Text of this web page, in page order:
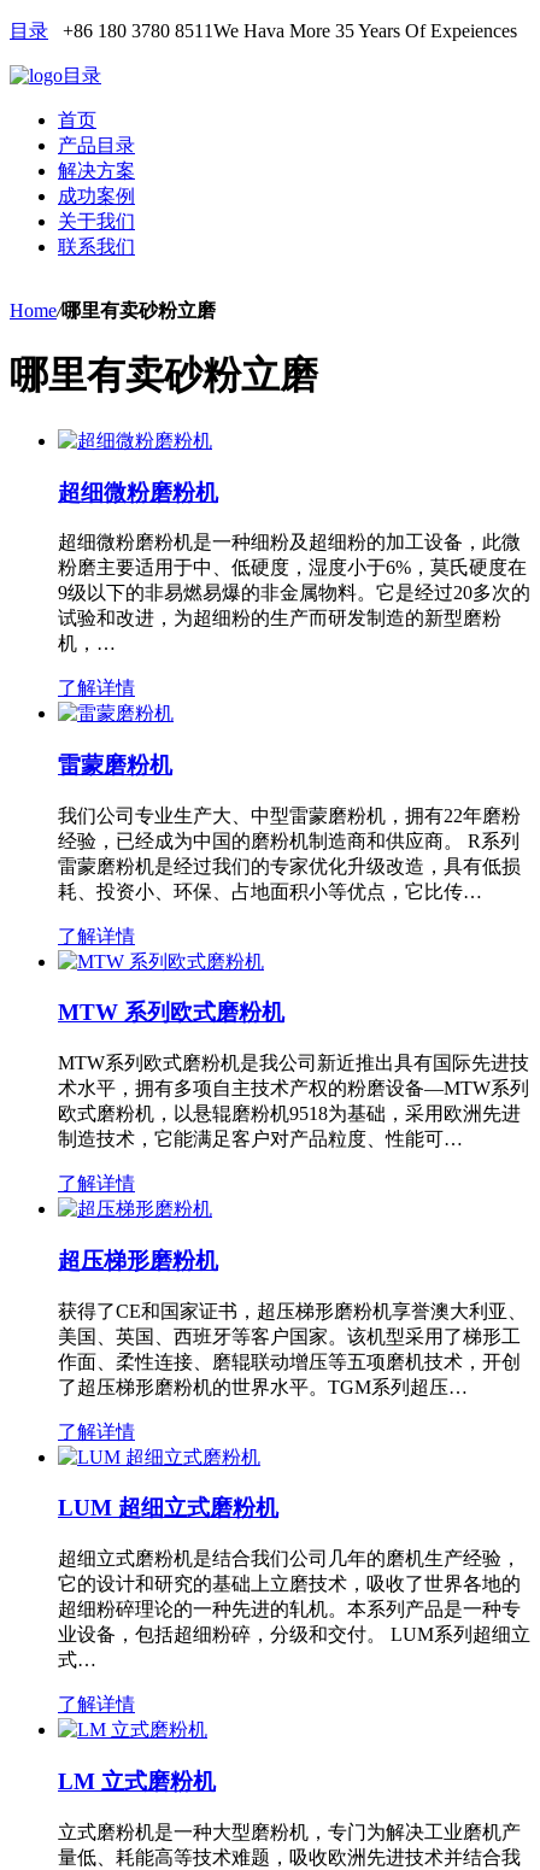
目录 +86 180 3780 8511We Hava More 35 Years Of Expeiences
目录
首页
产品目录
解决方案
成功案例
关于我们
联系我们
Home/哪里有卖砂粉立磨
哪里有卖砂粉立磨
超细微粉磨粉机
超细微粉磨粉机是一种细粉及超细粉的加工设备，此微
粉磨主要适用于中、低硬度，湿度小于6%，莫氏硬度在
9级以下的非易燃易爆的非金属物料。它是经过20多次的
试验和改进，为超细粉的生产而研发制造的新型磨粉
机，…
了解详情
雷蒙磨粉机
我们公司专业生产大、中型雷蒙磨粉机，拥有22年磨粉
经验，已经成为中国的磨粉机制造商和供应商。 R系列
雷蒙磨粉机是经过我们的专家优化升级改造，具有低损
耗、投资小、环保、占地面积小等优点，它比传…
了解详情
MTW 系列欧式磨粉机
MTW系列欧式磨粉机是我公司新近推出具有国际先进技
术水平，拥有多项自主技术产权的粉磨设备—MTW系列
欧式磨粉机，以悬辊磨粉机9518为基础，采用欧洲先进
制造技术，它能满足客户对产品粒度、性能可…
了解详情
超压梯形磨粉机
获得了CE和国家证书，超压梯形磨粉机享誉澳大利亚、
美国、英国、西班牙等客户国家。该机型采用了梯形工
作面、柔性连接、磨辊联动增压等五项磨机技术，开创
了超压梯形磨粉机的世界水平。TGM系列超压…
了解详情
LUM 超细立式磨粉机
超细立式磨粉机是结合我们公司几年的磨机生产经验，
它的设计和研究的基础上立磨技术，吸收了世界各地的
超细粉碎理论的一种先进的轧机。本系列产品是一种专
业设备，包括超细粉碎，分级和交付。 LUM系列超细立
式…
了解详情
LM 立式磨粉机
立式磨粉机是一种大型磨粉机，专门为解决工业磨机产
量低、耗能高等技术难题，吸收欧洲先进技术并结合我